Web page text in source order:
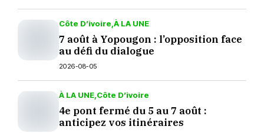
Côte D’ivoire À LA UNE
7 août à Yopougon : l’opposition face
au défi du dialogue
2026-08-05
À LA UNE Côte D’ivoire
4e pont fermé du 5 au 7 août :
anticipez vos itinéraires